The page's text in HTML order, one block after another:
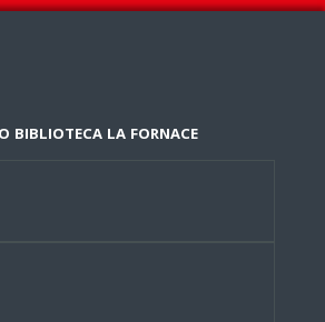
BIBLIOTECA LA FORNACE